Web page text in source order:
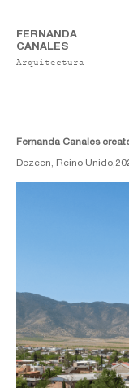
FERNANDA
CANALES
Arquitectura
Fernanda Canales
Dezeen, Reino Unido,